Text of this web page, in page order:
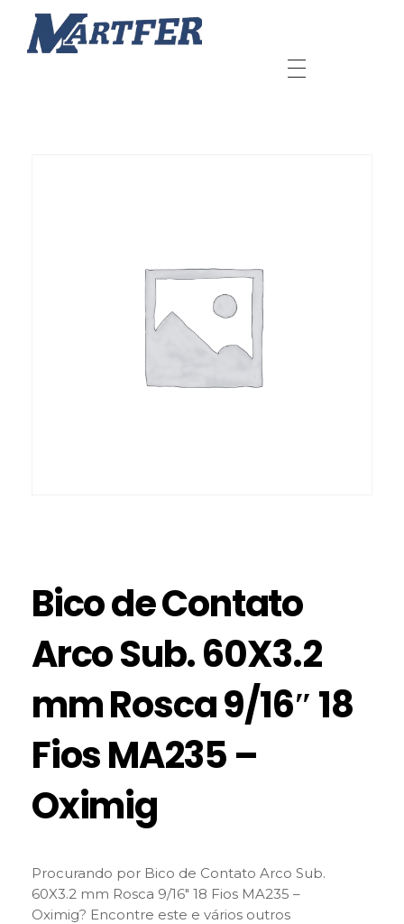
Bico de Contato
Arco Sub. 60X3.2
mm Rosca 9/16″ 18
Fios MA235 –
Oximig
Procurando por Bico de Contato Arco Sub.
60X3.2 mm Rosca 9/16″ 18 Fios MA235 –
Oximig? Encontre este e vários outros